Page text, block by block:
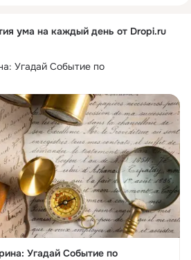
ума на каждый день от Dropi.ru
Угадай Событие по
Угадай Событие по